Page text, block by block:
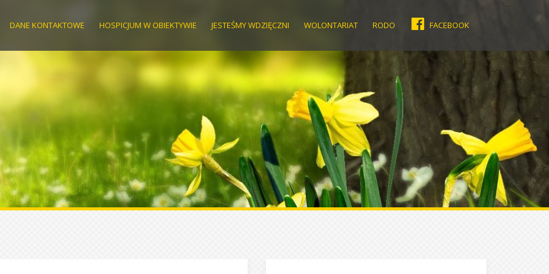
DANE KONTAKTOWE HOSPICJUM W OBIEKTYWIE JESTEŚMY WDZIĘCZNI WOLONTARIAT RODO FACEBOOK